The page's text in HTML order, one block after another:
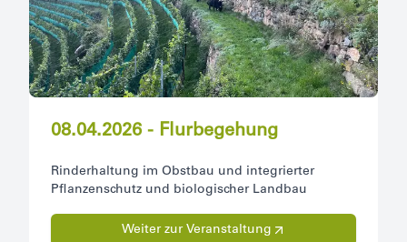
08.04.2026 - Flurbegehung
Rinderhaltung im Obstbau und integrierter
Pflanzenschutz und biologischer Landbau
Weiter zur Veranstaltung